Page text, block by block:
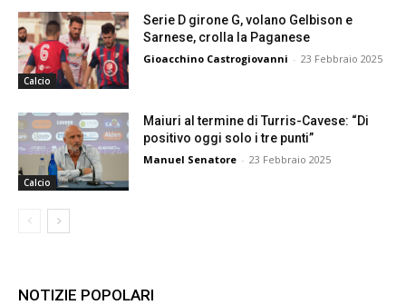
Calcio
Serie D girone G, volano Gelbison e
Sarnese, crolla la Paganese
Gioacchino Castrogiovanni - 23 Febbraio 2025
Calcio
Maiuri al termine di Turris-Cavese: “Di
positivo oggi solo i tre punti”
Manuel Senatore - 23 Febbraio 2025
NOTIZIE POPOLARI